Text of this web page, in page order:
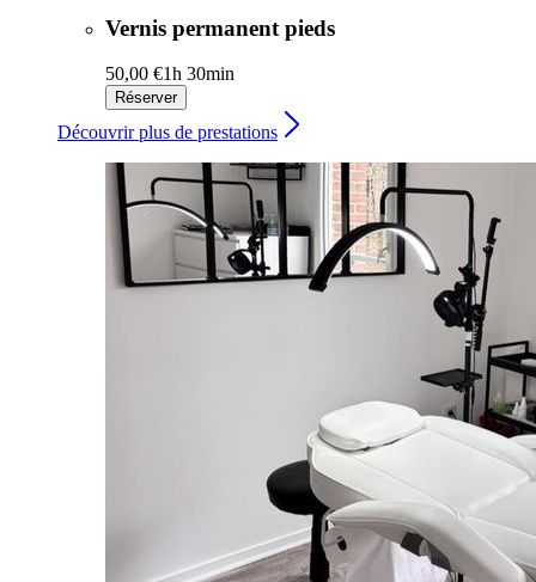
Vernis permanent pieds
50,00 €1h 30min
Réserver
Découvrir plus de prestations